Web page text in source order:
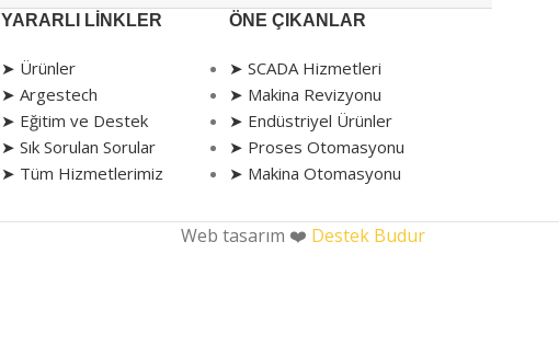
YARARLI LINKLER
➤ Ürünler
➤ Argestech
➤ Eğitim ve Destek
➤ Sık Sorulan Sorular
➤ Tüm Hizmetlerimiz
ÖNE ÇIKANLAR
➤ SCADA Hizmetleri
➤ Makina Revizyonu
➤ Endüstriyel Ürünler
➤ Proses Otomasyonu
➤ Makina Otomasyonu
Web tasarım ❤️ Destek Budur